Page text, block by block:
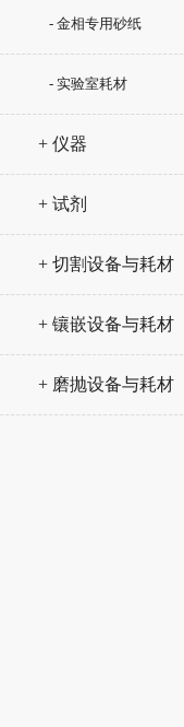
- 金相专用砂纸
- 实验室耗材
+ 仪器
+ 试剂
+ 切割设备与耗材
+ 镶嵌设备与耗材
+ 磨抛设备与耗材